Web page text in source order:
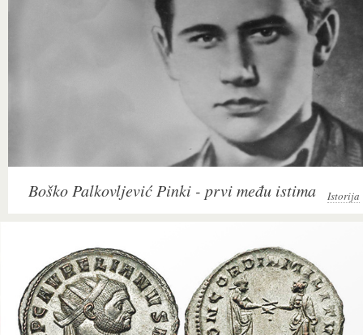
Boško Palkovljević Pinki - prvi među istima Istorija